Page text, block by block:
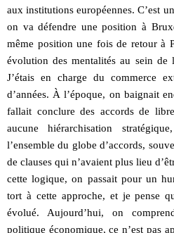
aux institutions européennes. C’est
on va défendre une position à
même position une fois de retour à
évolution des mentalités au sein de
J’étais en charge du commerce
d’années. À l’époque, on baignait
fallait conclure des accords de
aucune hiérarchisation
l’ensemble du globe d’accords,
de clauses qui n’avaient plus lieu
cette logique, on passait pour un
tort à cette approche, et je pense
évolué. Aujourd’hui, on
politique économique, ce n’est pas